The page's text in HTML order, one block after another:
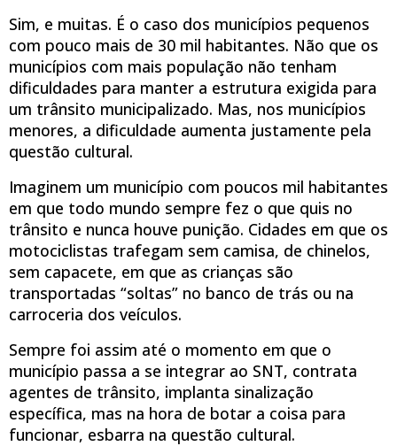
Sim, e muitas. É o caso dos municípios pequenos
com pouco mais de 30 mil habitantes. Não que os
municípios com mais população não tenham
dificuldades para manter a estrutura exigida para
um trânsito municipalizado. Mas, nos municípios
menores, a dificuldade aumenta justamente pela
questão cultural.
Imaginem um município com poucos mil habitantes
em que todo mundo sempre fez o que quis no
trânsito e nunca houve punição. Cidades em que os
motociclistas trafegam sem camisa, de chinelos,
sem capacete, em que as crianças são
transportadas “soltas” no banco de trás ou na
carroceria dos veículos.
Sempre foi assim até o momento em que o
município passa a se integrar ao SNT, contrata
agentes de trânsito, implanta sinalização
específica, mas na hora de botar a coisa para
funcionar, esbarra na questão cultural.